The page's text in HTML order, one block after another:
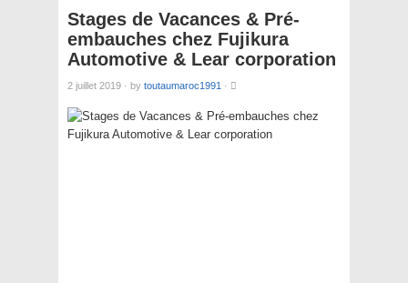
Stages de Vacances & Pré-
embauches chez Fujikura
Automotive & Lear corporation
2 juillet 2019 · by toutaumaroc1991 ·